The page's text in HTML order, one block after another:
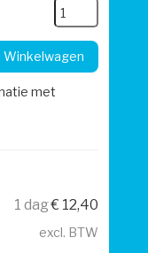
Winkelwagen
met
1 dag€ 12,40
excl. BTW